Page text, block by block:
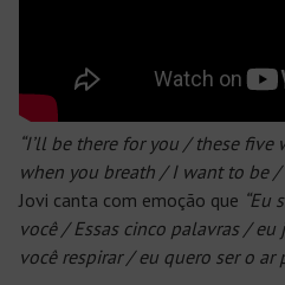
“I’ll be there for you / these
when you breath / I want to be /
Jovi canta com emoção que “Eu
você / Essas cinco palavras /
você respirar / eu quero ser o ar